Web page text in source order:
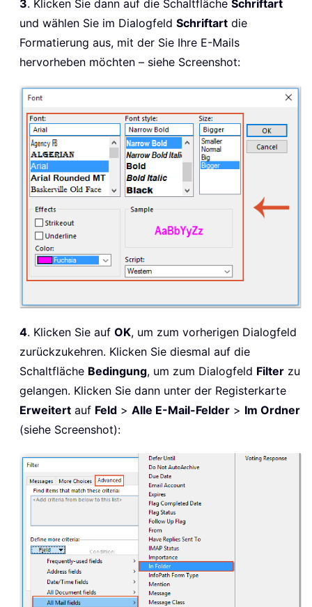
3. Klicken Sie dann auf die Schaltfläche Schriftart
und wählen Sie im Dialogfeld Schriftart die
Formatierung aus, mit der Sie Ihre E-Mails
hervorheben möchten – siehe Screenshot:
4. Klicken Sie auf OK, um zum vorherigen Dialogfeld
zurückzukehren. Klicken Sie diesmal auf die
Schaltfläche Bedingung, um zum Dialogfeld Filter zu
gelangen. Klicken Sie dann unter der Registerkarte
Erweitert auf Feld > Alle E-Mail-Felder > Im Ordner
(siehe Screenshot):